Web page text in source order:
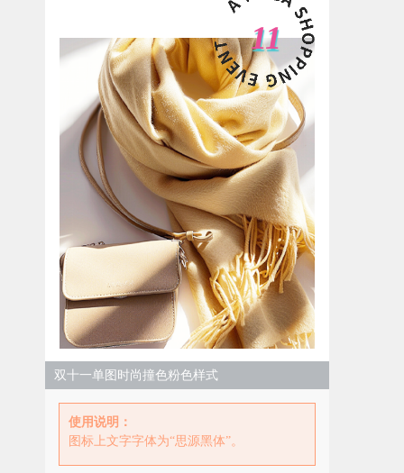
11
双十一单图时尚撞色粉色样式
使用说明：
图标上文字字体为“思源黑体”。